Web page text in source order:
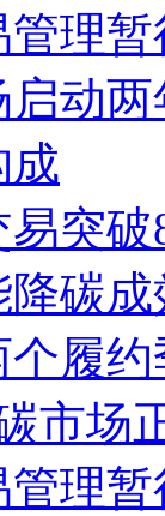
管理
动
成
突
碳
履
市场
管理